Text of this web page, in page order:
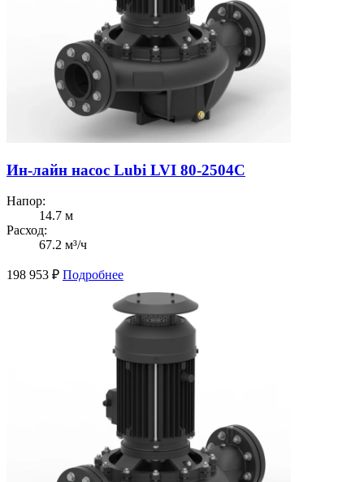
Ин-лайн насос Lubi LVI 80-2504C
Напор:
14.7 м
Расход:
67.2 м³/ч
198 953 ₽ Подробнее